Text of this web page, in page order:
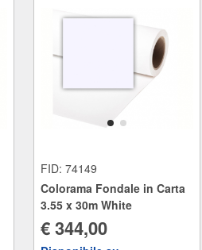
FID: 74149
Colorama Fondale in Carta
3.55 x 30m White
€ 344,00